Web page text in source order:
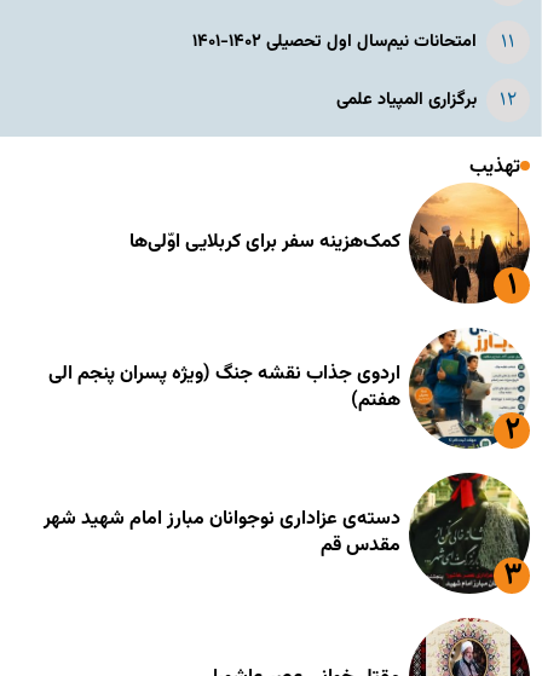
امتحانات نیم‌سال اول تحصیلی ۱۴۰۲-۱۴۰۱
برگزاری المپیاد علمی
تهذیب
کمک‌هزینه سفر برای کربلایی اوّلی‌ها
اردوی جذاب نقشه جنگ (ویژه پسران پنجم الی
هفتم)
دسته‌ی عزاداری نوجوانان مبارز امام شهید شهر
مقدس قم